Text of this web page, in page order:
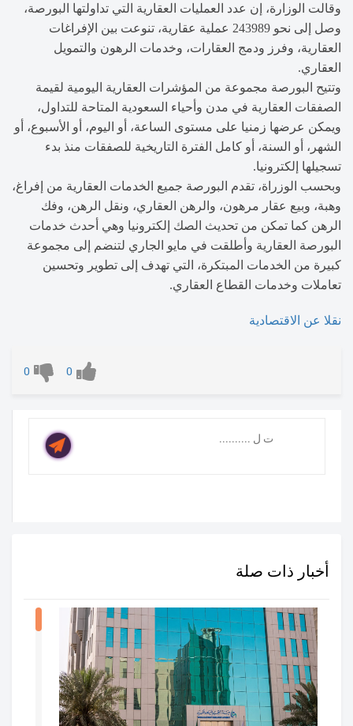
وقالت الوزارة، إن عدد العمليات العقارية التي تداولتها البورصة،
وصل إلى نحو 243989 عملية عقارية، تنوعت بين الإفراغات
العقارية، وفرز ودمج العقارات، وخدمات الرهون والتمويل
العقاري.
وتتيح البورصة مجموعة من المؤشرات العقارية اليومية لقيمة
الصفقات العقارية في مدن وأحياء السعودية المتاحة للتداول،
ويمكن عرضها زمنيا على مستوى الساعة، أو اليوم، أو الأسبوع، أو
الشهر، أو السنة، أو كامل الفترة التاريخية للصفقات منذ بدء
تسجيلها إلكترونيا.
وبحسب الوزراة، تقدم البورصة جميع الخدمات العقارية من إفراغ،
وهبة، وبيع عقار مرهون، والرهن العقاري، ونقل الرهن، وفك
الرهن كما تمكن من تحديث الصك إلكترونيا وهي أحدث خدمات
البورصة العقارية وأطلقت في مايو الجاري لتنضم إلى مجموعة
كبيرة من الخدمات المبتكرة، التي تهدف إلى تطوير وتحسين
تعاملات وخدمات القطاع العقاري.
نقلا عن الاقتصادية
0
0
أخبار ذات صلة